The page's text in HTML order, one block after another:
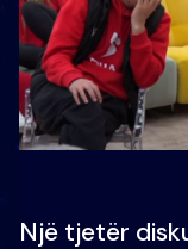
Një tjetër